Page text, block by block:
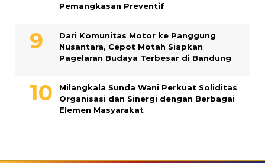
Pemangkasan Preventif
Dari Komunitas Motor ke Panggung
Nusantara, Cepot Motah Siapkan
Pagelaran Budaya Terbesar di Bandung
Milangkala Sunda Wani Perkuat Soliditas
Organisasi dan Sinergi dengan Berbagai
Elemen Masyarakat